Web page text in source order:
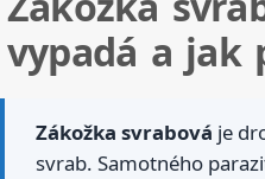
vypadá a jak
Zákožka svrabová je
svrab. Samotného